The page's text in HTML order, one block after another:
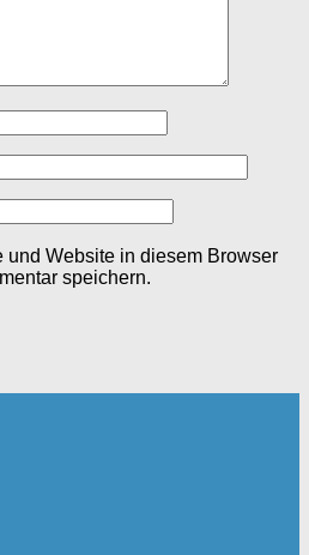
und Website in diesem Browser
speichern.